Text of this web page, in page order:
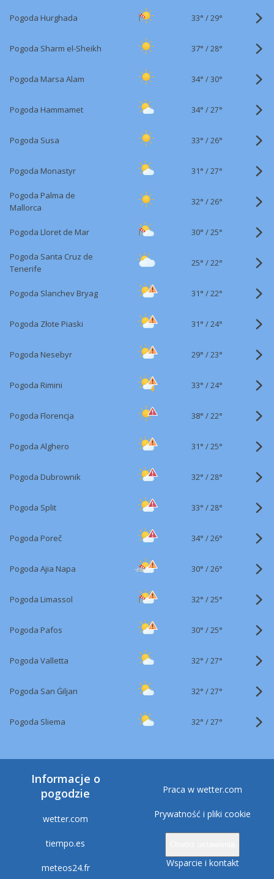
Pogoda Hurghada 33° /29°
Pogoda Sharm el-Sheikh 37° /28°
Pogoda Marsa Alam 34° /30°
Pogoda Hammamet 34° /27°
Pogoda Susa 33° /26°
Pogoda Monastyr 31° /27°
Pogoda Palma de
Mallorca
32° /26°
Pogoda Lloret de Mar 30° /25°
Pogoda Santa Cruz de
Tenerife
25° /22°
Pogoda Slanchev Bryag 31° /22°
Pogoda Złote Piaski 31° /24°
Pogoda Nesebyr 29° /23°
Pogoda Rimini 33° /24°
Pogoda Florencja 38° /22°
Pogoda Alghero 31° /25°
Pogoda Dubrownik 32° /28°
Pogoda Split 33° /28°
Pogoda Poreč 34° /26°
Pogoda Ajia Napa 30° /26°
Pogoda Limassol 32° /25°
Pogoda Pafos 30° /25°
Pogoda Valletta 32° /27°
Pogoda San Ġiljan 32° /27°
Pogoda Sliema 32° /27°
Informacje o
pogodzie
wetter.com
tiempo.es
meteos24.fr
Praca w wetter.com
Prywatność i pliki cookie
Wsparcie i kontakt